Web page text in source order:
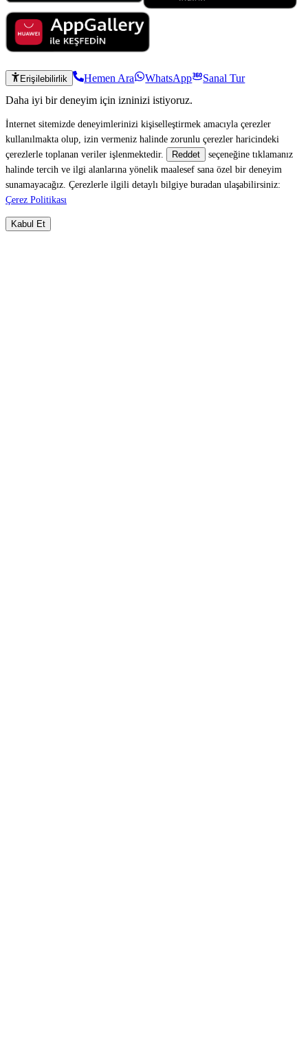
Erişilebilirlik Hemen Ara WhatsApp
Sanal Tur
Daha iyi bir deneyim için izninizi istiyoruz.
İnternet sitemizde deneyimlerinizi kişiselleştirmek amacıyla çerezler
kullanılmakta olup, izin vermeniz halinde zorunlu çerezler haricindeki
çerezlerle toplanan veriler işlenmektedir.
Reddet
seçeneğine tıklamanız
halinde tercih ve ilgi alanlarına yönelik maalesef sana özel bir deneyim
sunamayacağız. Çerezlerle ilgili detaylı bilgiye buradan ulaşabilirsiniz:
Çerez Politikası
Kabul Et